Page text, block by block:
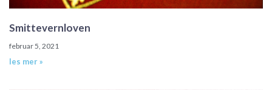
Smittevernloven
februar 5, 2021
les mer »